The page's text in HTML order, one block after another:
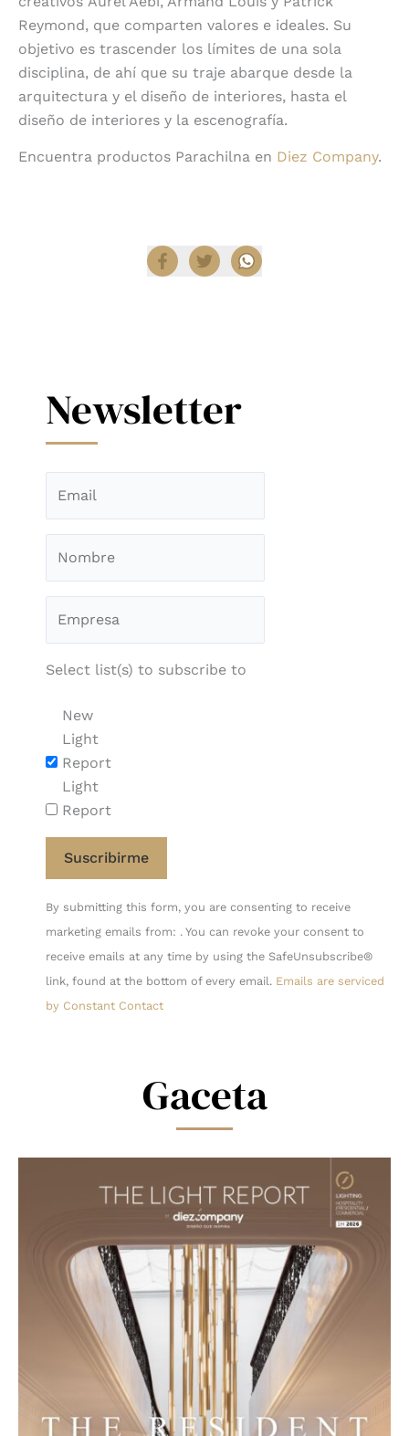
Reymond, que comparten valores e ideales. Su
objetivo es trascender los límites de una sola
disciplina, de ahí que su traje abarque desde la
arquitectura y el diseño de interiores, hasta el
diseño de interiores y la escenografía.
Encuentra productos Parachilna en Diez Company.
Newsletter
Select list(s) to subscribe to
New
Light
Report
Light
Report
Constant
Contact
Use.
Please
leave
By submitting this form, you are consenting to receive
marketing emails from: . You can revoke your consent to
receive emails at any time by using the SafeUnsubscribe®
link, found at the bottom of every email. Emails are serviced
by Constant Contact
Gaceta